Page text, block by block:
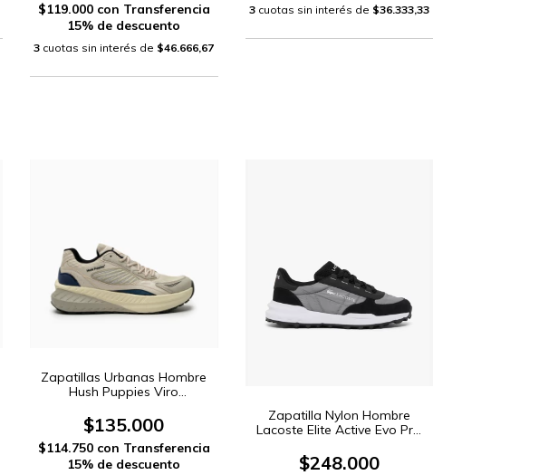
$119.000 con Transferencia
15% de descuento
3 cuotas sin interés de $46.666,67
3 cuotas sin interés de $36.333,33
Zapatillas Urbanas Hombre
Hush Puppies Viro
$135.000
$114.750 con Transferencia
15% de descuento
Zapatilla Nylon Hombre
Lacoste Elite Active Evo Pro
$248.000